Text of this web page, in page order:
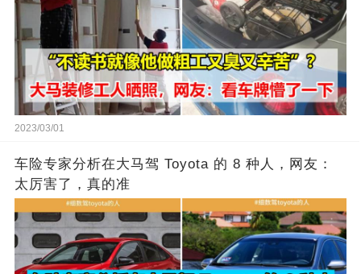
2023/03/01
车险专家分析在大马驾 Toyota 的 8 种人，网友：
太厉害了，真的准